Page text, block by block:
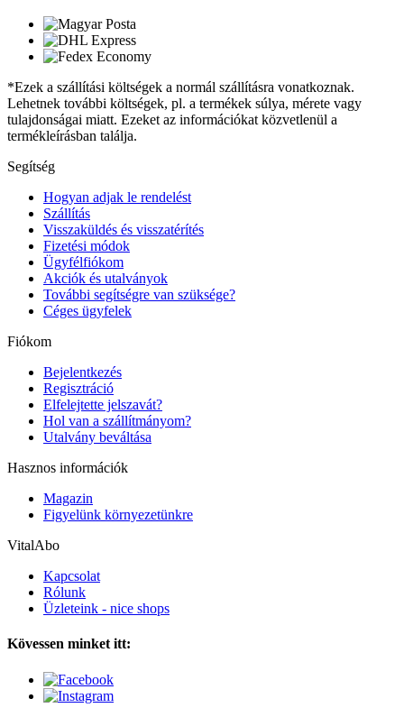
*Ezek a szállítási költségek a normál szállításra vonatkoznak.
Lehetnek további költségek, pl. a termékek súlya, mérete vagy
tulajdonságai miatt. Ezeket az információkat közvetlenül a
termékleírásban találja.
Segítség
Hogyan adjak le rendelést
Szállítás
Visszaküldés és visszatérítés
Fizetési módok
Ügyfélfiókom
Akciók és utalványok
További segítségre van szüksége?
Céges ügyfelek
Fiókom
Bejelentkezés
Regisztráció
Elfelejtette jelszavát?
Hol van a szállítmányom?
Utalvány beváltása
Hasznos információk
Magazin
Figyelünk környezetünkre
VitalAbo
Kapcsolat
Rólunk
Üzleteink - nice shops
Kövessen minket itt: